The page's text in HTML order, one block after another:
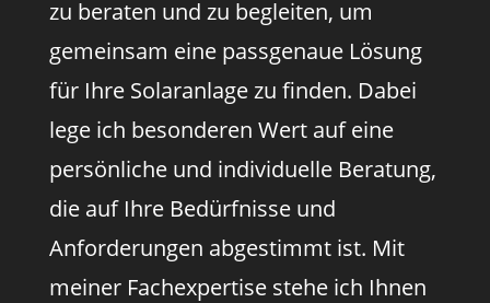
zu beraten und zu begleiten, um
gemeinsam eine passgenaue Lösung
für Ihre Solaranlage zu finden. Dabei
lege ich besonderen Wert auf eine
persönliche und individuelle Beratung,
die auf Ihre Bedürfnisse und
Anforderungen abgestimmt ist. Mit
meiner Fachexpertise stehe ich Ihnen